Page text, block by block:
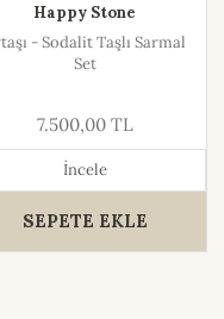
Happy Stone
- Sodalit Taşlı Sarmal
Set
7.500,00 TL
İncele
SEPETE EKLE